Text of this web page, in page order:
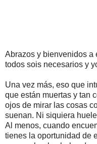
Abrazos y bienvenidos a
todos sois necesarios y
Una vez más, eso que
que están muertas y tan
ojos de mirar las cosas
suenan. Ni siquiera
Al menos, cuando
tienes la oportunidad de